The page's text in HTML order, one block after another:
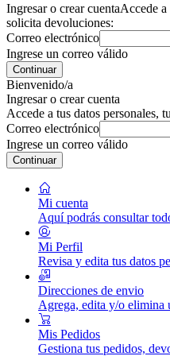
Ingresar o crear cuentaAccede a
solicita devoluciones:
Correo electrónico
Ingrese un correo válido
Continuar
Bienvenido/a
Ingresar o crear cuenta
Accede a tus datos personales,
Correo electrónico
Ingrese un correo válido
Continuar
Mi cuenta
Aquí podrás consultar
Mi Perfil
Revisa y edita tus datos
Direcciones de envio
Agrega, edita y/o elimina
Mis Pedidos
Gestiona tus pedidos,